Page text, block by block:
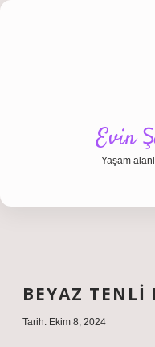
Evin
Yaşam
BEYAZ TENLI
Tarih: Ekim 8, 2024